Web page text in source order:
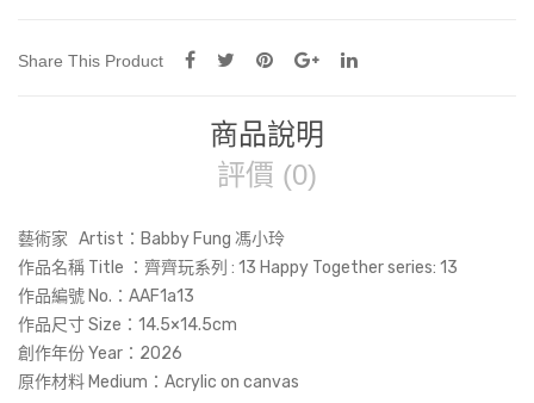
Share This Product
商品說明
評價 (0)
藝術家 Artist：Babby Fung 馮小玲
作品名稱 Title ：齊齊玩系列 : 13 Happy Together series: 13
作品編號 No.：AAF1a13
作品尺寸 Size：14.5×14.5cm
創作年份 Year：2026
原作材料 Medium：Acrylic on canvas